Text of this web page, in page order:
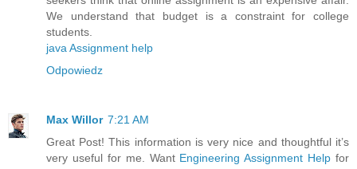
We understand that budget is a constraint for college
students.
java Assignment help
Odpowiedz
Max Willor 7:21 AM
Great Post! This information is very nice and thoughtful it’s
very useful for me. Want Engineering Assignment Help for